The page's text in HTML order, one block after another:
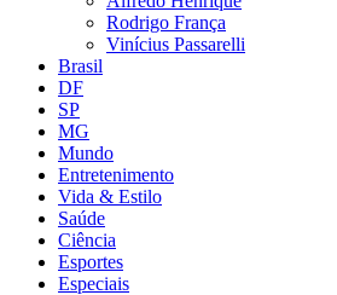
Rodrigo França
Vinícius Passarelli
Brasil
DF
SP
MG
Mundo
Entretenimento
Vida & Estilo
Saúde
Ciência
Esportes
Especiais